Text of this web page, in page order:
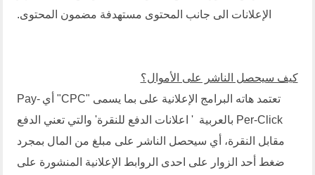
الإعلانات الى جانب المحتوى مستهدفة مضمون المحتوى.
كيف سيحصل الناشر على الأموال؟
تعتمد هاته البرامج الإعلانية على بما يسمى "CPC" أي
Pay-
Per-Click بالعربية ' اعلانات الدفع للنقرة' والتي تعني الدفع
مقابل النقرة، أي سيحصل الناشر على مبلغ من المال بمجرد
ضغط أحد الزوار على احدى الروابط الإعلانية المنشورة على